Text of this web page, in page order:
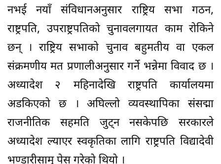
नभई नयाँ संविधानअनुसार राष्ट्रिय सभा गठन,
राष्ट्रपति, उपराष्ट्रपतिको चुनावलगायत काम रोकिने
छन् । राष्ट्रिय सभाको चुनाव बहुमतीय वा एकल
संक्रमणीय मत प्रणालीअनुसार गर्ने भन्नेमा विवाद छ ।
अध्यादेश २ महिनादेखि राष्ट्रपति कार्यालयमा
अडकिएको छ । अघिल्लो व्यवस्थापिका संसद्मा
राजनीतिक सहमति जुट्न नसकेपछि सरकारले
अध्यादेश ल्याएर स्वकृतिका लागि राष्ट्रपति विद्यादेवी
भण्डारीसामु पेस गरेको थियो ।